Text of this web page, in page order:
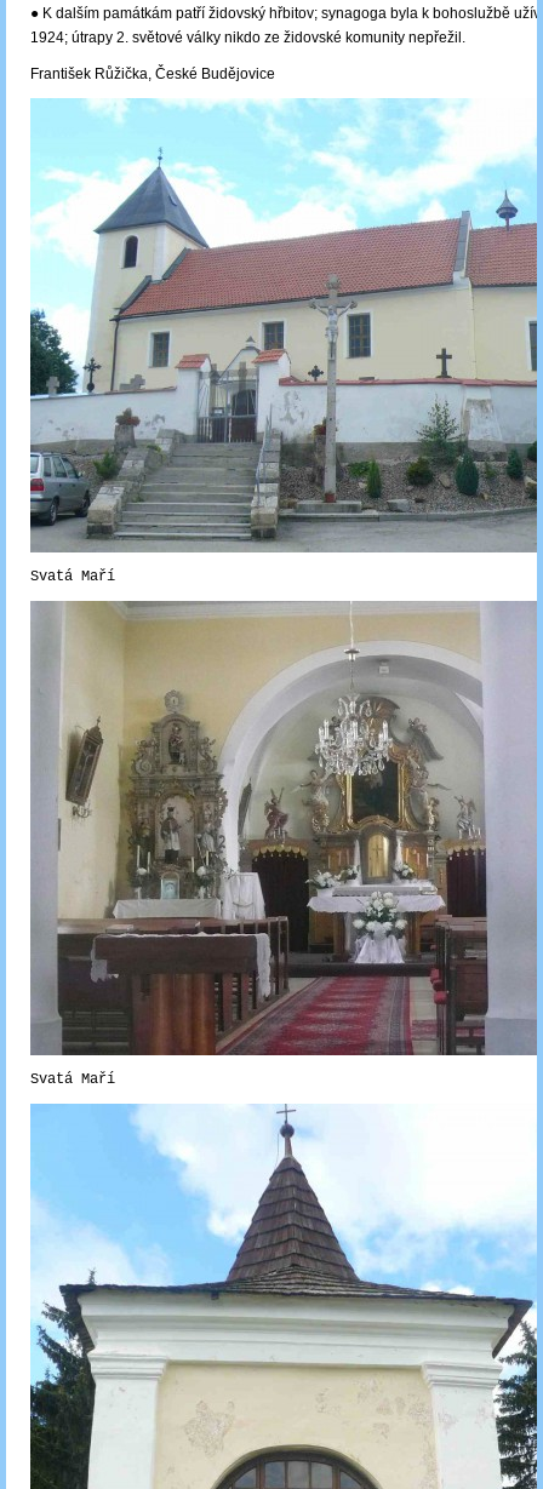
● K dalším památkám patří židovský hřbitov; synagoga byla k bohoslužbě
1924; útrapy 2. světové války nikdo ze židovské komunity nepřežil.
František Růžička, České Budějovice
Svatá Maří
Svatá Maří